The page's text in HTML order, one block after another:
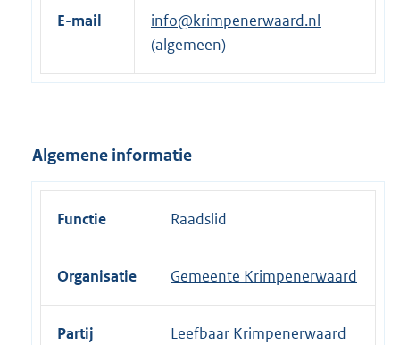
e
r
e
n
k
E-mail
info@krimpenerwaard.nl
(algemeen)
Algemene informatie
Functie Raadslid
Organisatie Gemeente Krimpenerwaard
Partij Leefbaar Krimpenerwaard